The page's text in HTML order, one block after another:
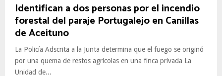
Identifican a dos personas por el incendio
forestal del paraje Portugalejo en Canillas
de Aceituno
La Policía Adscrita a la Junta determina que el fuego se originó
por una quema de restos agrícolas en una finca privada La
Unidad de...